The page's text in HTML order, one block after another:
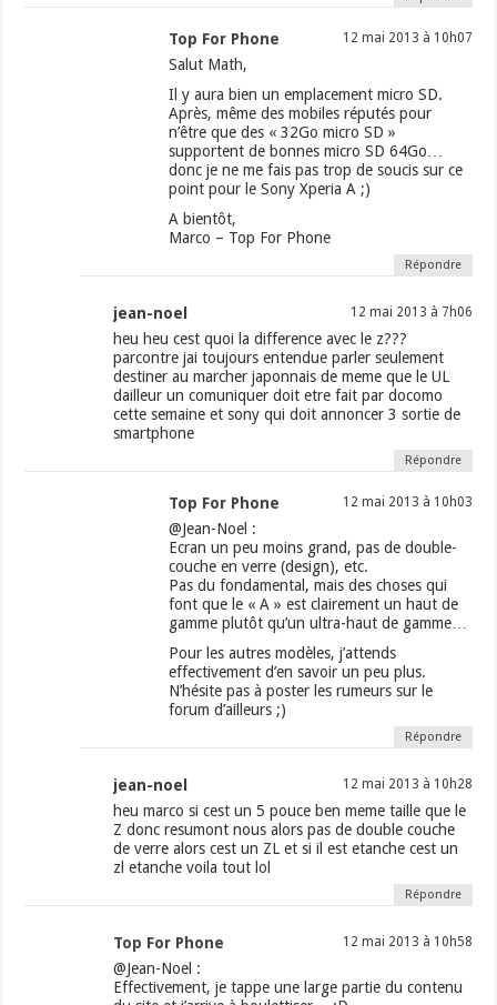
Top For Phone 12 mai 2013 à 10h07
Salut Math,
Il y aura bien un emplacement micro SD.
Après, même des mobiles réputés pour
n’être que des « 32Go micro SD »
supportent de bonnes micro SD 64Go…
donc je ne me fais pas trop de soucis sur ce
point pour le Sony Xperia A ;)
A bientôt,
Marco – Top For Phone
Répondre
jean-noel 12 mai 2013 à 7h06
heu heu cest quoi la difference avec le z???
parcontre jai toujours entendue parler seulement
destiner au marcher japonnais de meme que le UL
dailleur un comuniquer doit etre fait par docomo
cette semaine et sony qui doit annoncer 3 sortie de
smartphone
Répondre
Top For Phone 12 mai 2013 à 10h03
@Jean-Noel :
Ecran un peu moins grand, pas de double-
couche en verre (design), etc.
Pas du fondamental, mais des choses qui
font que le « A » est clairement un haut de
gamme plutôt qu’un ultra-haut de gamme…
Pour les autres modèles, j’attends
effectivement d’en savoir un peu plus.
N’hésite pas à poster les rumeurs sur le
forum d’ailleurs ;)
Répondre
jean-noel 12 mai 2013 à 10h28
heu marco si cest un 5 pouce ben meme taille que le
Z donc resumont nous alors pas de double couche
de verre alors cest un ZL et si il est etanche cest un
zl etanche voila tout lol
Répondre
Top For Phone 12 mai 2013 à 10h58
@Jean-Noel :
Effectivement, je tappe une large partie du contenu